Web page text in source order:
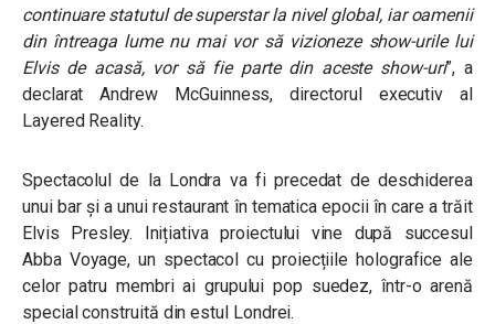
continuare statutul de superstar la nivel global, iar oamenii
din întreaga lume nu mai vor să vizioneze show-urile lui
Elvis de acasă, vor să fie parte din aceste show-uri”, a
declarat Andrew McGuinness, directorul executiv al
Layered Reality.
Spectacolul de la Londra va fi precedat de deschiderea
unui bar și a unui restaurant în tematica epocii în care a trăit
Elvis Presley. Inițiativa proiectului vine după succesul
Abba Voyage, un spectacol cu proiecțiile holografice ale
celor patru membri ai grupului pop suedez, într-o arenă
special construită din estul Londrei.